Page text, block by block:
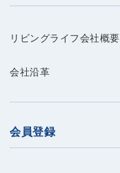
リビングライフ会社概要
会社沿革
会員登録